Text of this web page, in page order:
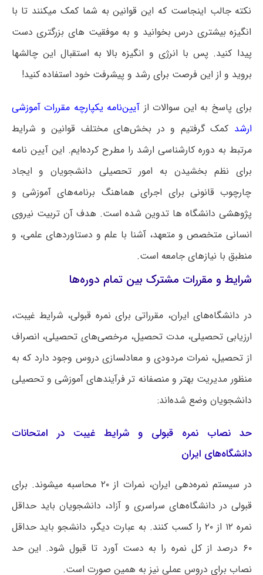
نکته جالب اینجاست که این قوانین به شما کمک میکنند تا با
انگیزه بیشتری درس بخوانید و به موفقیت های بزرگتری دست
پیدا کنید. پس با انرژی و انگیزه بالا به استقبال این چالشها
بروید و از این فرصت برای رشد و پیشرفت خود استفاده کنید!
برای پاسخ به این سوالات از آیین‌نامه یکپارچه مقررات آموزشی
ارشد کمک گرفتیم و در بخش‌های مختلف قوانین و شرایط
مرتبط به دوره کارشناسی ارشد را مطرح کرده‌ایم. این آیین نامه
برای نظم بخشیدن به امور تحصیلی دانشجویان و ایجاد
چارچوب قانونی برای اجرای هماهنگ برنامه‌های آموزشی و
پژوهشی دانشگاه ها تدوین شده است. هدف آن تربیت نیروی
انسانی متخصص و متعهد، آشنا با علم و دستاوردهای علمی، و
منطبق با نیازهای جامعه است.
شرایط و مقررات مشترک بین تمام دوره‌ها
در دانشگاه‌های ایران، مقرراتی برای نمره قبولی، شرایط غیبت،
ارزیابی تحصیلی، مدت تحصیل، مرخصی‌های تحصیلی، انصراف
از تحصیل، نمرات مردودی و معادلسازی دروس وجود دارد که به
منظور مدیریت بهتر و منصفانه تر فرآیندهای آموزشی و تحصیلی
دانشجویان وضع شده‌اند:
حد نصاب نمره قبولی و شرایط غیبت در امتحانات
دانشگاه‌های ایران
در سیستم نمره‌دهی ایران، نمرات از ۲۰ محاسبه میشوند. برای
قبولی در دانشگاه‌های سراسری و آزاد، دانشجویان باید حداقل
نمره ۱۲ از ۲۰ را کسب کنند. به عبارت دیگر، دانشجو باید حداقل
۶۰ درصد از کل نمره را به دست آورد تا قبول شود. این حد
نصاب برای دروس عملی نیز به همین صورت است.